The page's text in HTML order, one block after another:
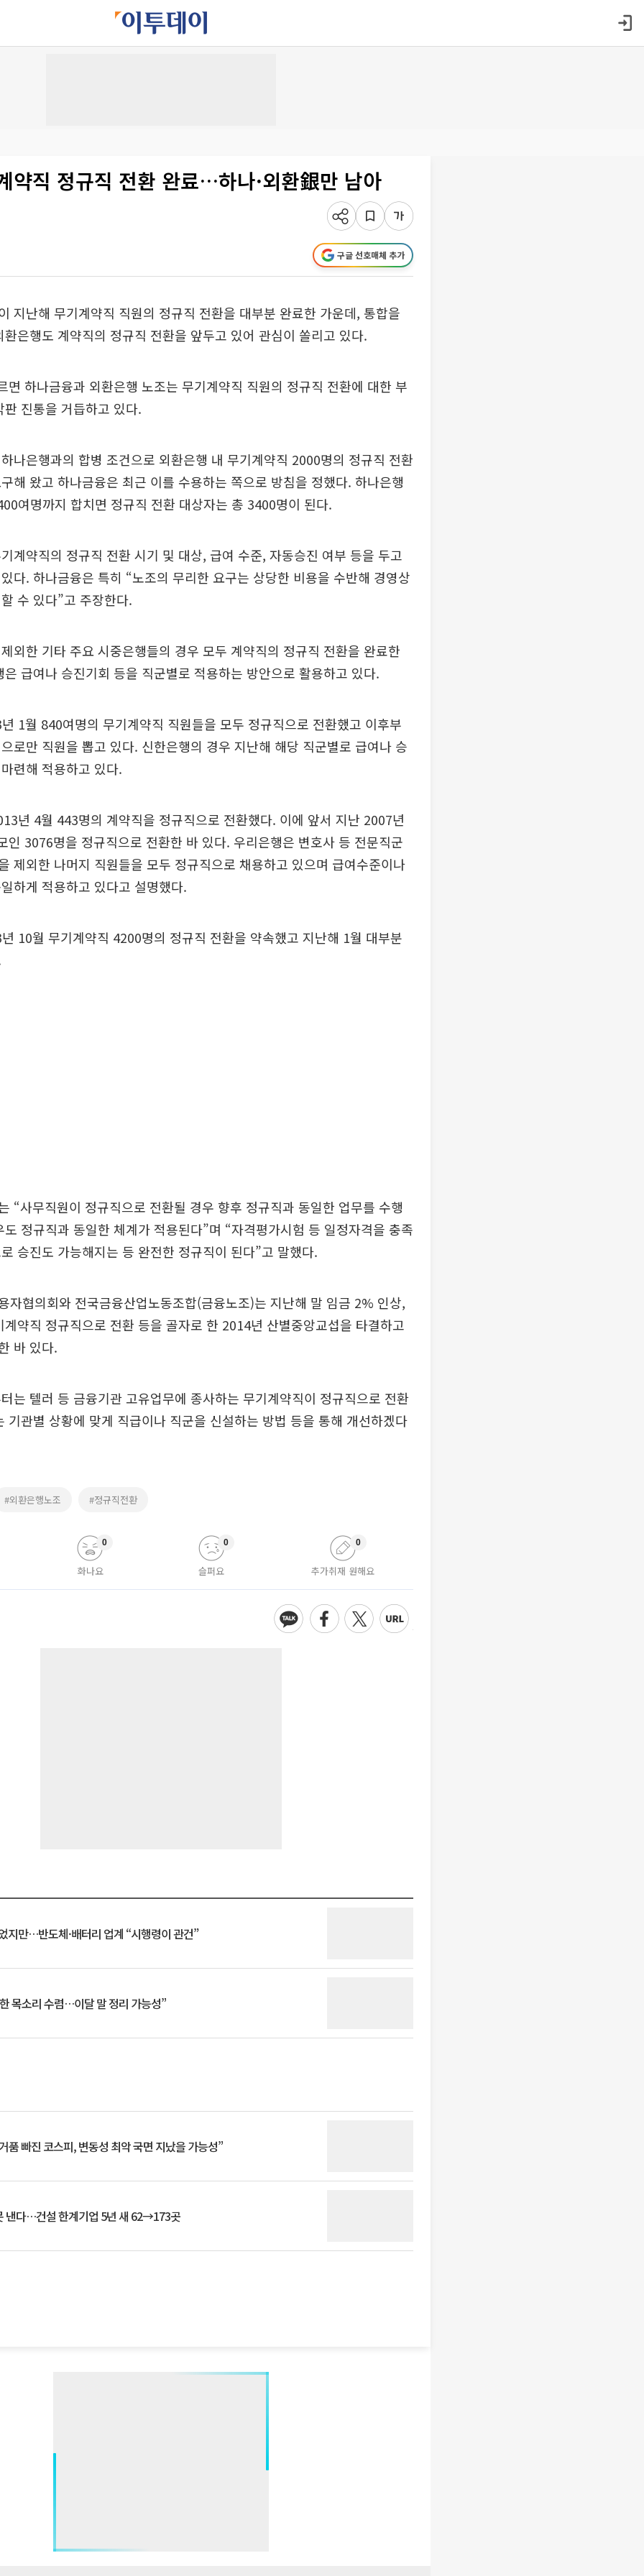
약직 정규직 전환 완료…하나·외환銀만 남아
구글 선호매체 추가
지난해 무기계약직 직원의 정규직 전환을 대부분 완료한 가운데, 통합을
환은행도 계약직의 정규직 전환을 앞두고 있어 관심이 쏠리고 있다.
면 하나금융과 외환은행 노조는 무기계약직 직원의 정규직 전환에 대한 부
진통을 거듭하고 있다.
나은행과의 합병 조건으로 외환은행 내 무기계약직 2000명의 정규직 전환
해 왔고 하나금융은 최근 이를 수용하는 쪽으로 방침을 정했다. 하나은행
여명까지 합치면 정규직 전환 대상자는 총 3400명이 된다.
계약직의 정규직 전환 시기 및 대상, 급여 수준, 자동승진 여부 등을 두고
다. 하나금융은 특히 “노조의 무리한 요구는 상당한 비용을 수반해 경영상
수 있다”고 주장한다.
외한 기타 주요 시중은행들의 경우 모두 계약직의 정규직 전환을 완료한
급여나 승진기회 등을 직군별로 적용하는 방안으로 활용하고 있다.
1월 840여명의 무기계약직 직원들을 모두 정규직으로 전환했고 이후부
로만 직원을 뽑고 있다. 신한은행의 경우 지난해 해당 직군별로 급여나 승
련해 적용하고 있다.
년 4월 443명의 계약직을 정규직으로 전환했다. 이에 앞서 지난 2007년
인 3076명을 정규직으로 전환한 바 있다. 우리은행은 변호사 등 전문직군
제외한 나머지 직원들을 모두 정규직으로 채용하고 있으며 급여수준이나
하게 적용하고 있다고 설명했다.
10월 무기계약직 4200명의 정규직 전환을 약속했고 지난해 1월 대부분
“사무직원이 정규직으로 전환될 경우 향후 정규직과 동일한 업무를 수행
정규직과 동일한 체계가 적용된다”며 “자격평가시험 등 일정자격을 충족
승진도 가능해지는 등 완전한 정규직이 된다”고 말했다.
자협의회와 전국금융산업노동조합(금융노조)는 지난해 말 임금 2% 인상,
약직 정규직으로 전환 등을 골자로 한 2014년 산별중앙교섭을 타결하고
바 있다.
는 텔러 등 금융기관 고유업무에 종사하는 무기계약직이 정규직으로 전환
기관별 상황에 맞게 직급이나 직군을 신설하는 방법 등을 통해 개선하겠다
#외환은행노조 #정규직전환
화나요
0
슬퍼요
0
추가취재 원해요
0
지만…반도체·배터리 업계 “시행령이 관건”
목소리 수렴…이달 말 정리 가능성”
품 빠진 코스피, 변동성 최악 국면 지났을 가능성”
낸다…건설 한계기업 5년 새 62→173곳